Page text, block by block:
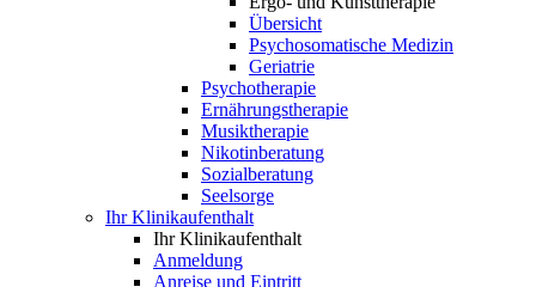
Übersicht
Psychosomatische Medizin
Geriatrie
Psychotherapie
Ernährungstherapie
Musiktherapie
Nikotinberatung
Sozialberatung
Seelsorge
Ihr Klinikaufenthalt
Ihr Klinikaufenthalt
Anmeldung
Anreise und Eintritt